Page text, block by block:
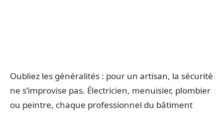
Oubliez les généralités : pour un artisan, la sécurité
ne s’improvise pas. Électricien, menuisier, plombier
ou peintre, chaque professionnel du bâtiment